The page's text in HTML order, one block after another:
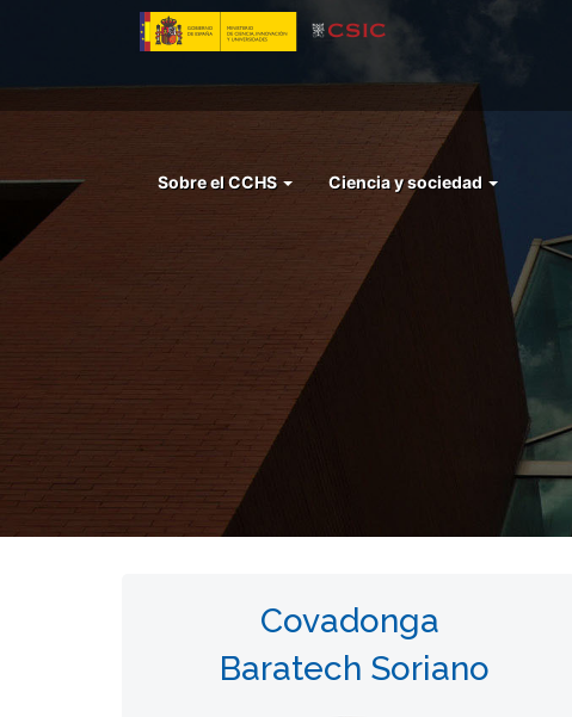
principal
Menu
Sobre el CCHS Ciencia y sociedad
Covadonga
Baratech Soriano